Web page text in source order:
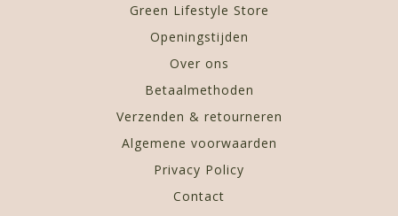
Green Lifestyle Store
Openingstijden
Over ons
Betaalmethoden
Verzenden & retourneren
Algemene voorwaarden
Privacy Policy
Contact